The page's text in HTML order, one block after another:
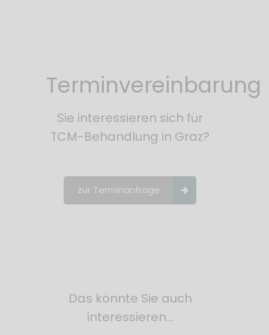
Terminvereinbarung
Sie interessieren sich für
TCM-Behandlung in Graz?
zur Terminanfrage
Das könnte Sie auch
interessieren…